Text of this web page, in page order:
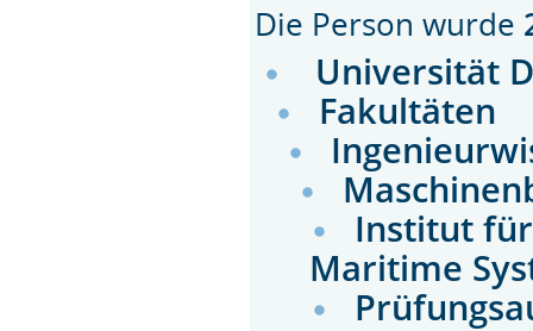
Die Person wurde
Universität
Fakultäten
Institut
Maritime